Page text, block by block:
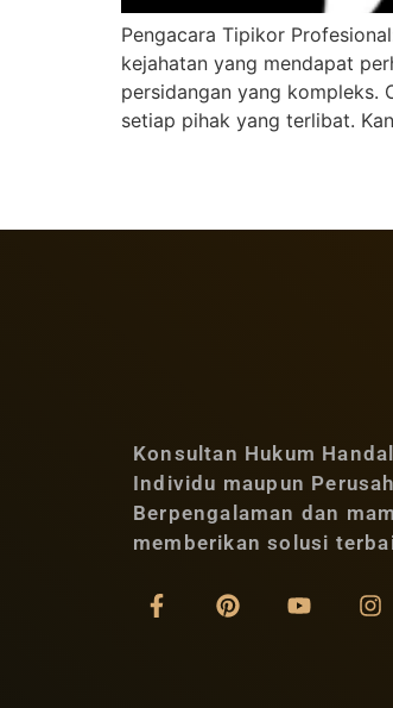
Pengacara Tipikor
kejahatan yang mendapat
persidangan yang kompleks.
setiap pihak yang terlibat.
Konsultan Hukum
Individu maupun
Berpengalaman dan
memberikan solusi